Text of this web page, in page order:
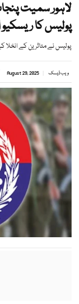
لاہور سمیت
پولیس کا
پولیس نے متاثرین کے انخلا کے لیے 700 سے زائد گاڑیاں اور 40
ویب ڈیسک August 29, 2025